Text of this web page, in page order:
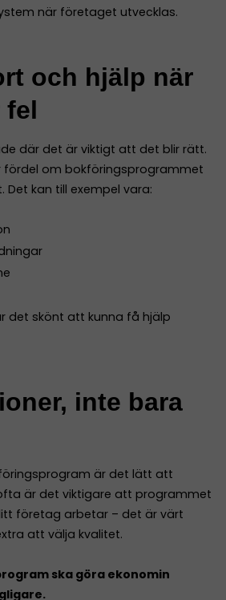
när företaget utvecklas.
och hjälp när
fel
där det är viktigt att det blir rätt.
fördel om bokföringsprogrammet
Det kan till exempel vara:
det skönt att kunna få hjälp
inte bara
är det lätt att
är det viktigare att programmet
företag arbetar – det är värt
att välja kvalitet.
ska göra ekonomin